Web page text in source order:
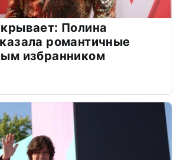
Полина
романтичные
избранником